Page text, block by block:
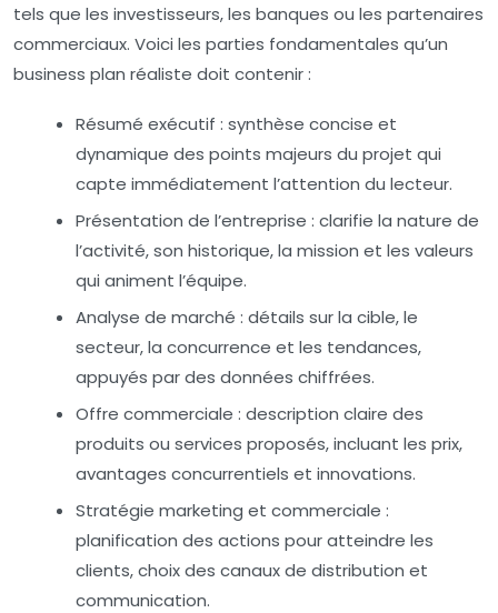
tels que les investisseurs, les banques ou les partenaires
commerciaux. Voici les parties fondamentales qu’un
business plan réaliste doit contenir :
Résumé exécutif : synthèse concise et
dynamique des points majeurs du projet qui
capte immédiatement l’attention du lecteur.
Présentation de l’entreprise : clarifie la nature de
l’activité, son historique, la mission et les valeurs
qui animent l’équipe.
Analyse de marché : détails sur la cible, le
secteur, la concurrence et les tendances,
appuyés par des données chiffrées.
Offre commerciale : description claire des
produits ou services proposés, incluant les prix,
avantages concurrentiels et innovations.
Stratégie marketing et commerciale :
planification des actions pour atteindre les
clients, choix des canaux de distribution et
communication.